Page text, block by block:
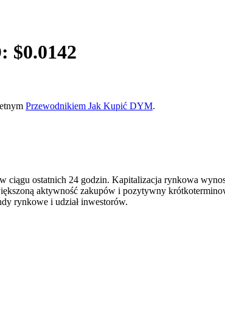
$0.0142
Przewodnikiem Jak Kupić DYM.
w ciągu ostatnich 24 godzin. Kapitalizacja rynkowa
aktywność zakupów i pozytywny
rynkowe i udział inwestorów.